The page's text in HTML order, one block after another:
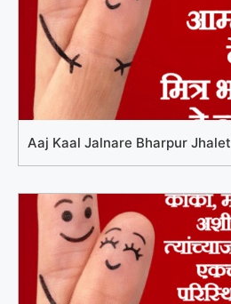
Aaj Kaal Jalnare Bharpur Jhalet